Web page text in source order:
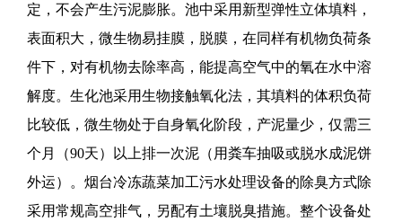
定，不会产生污泥膨胀。池中采用新型弹性立体填料，
表面积大，微生物易挂膜，脱膜，在同样有机物负荷条
件下，对有机物去除率高，能提高空气中的氧在水中溶
解度。生化池采用生物接触氧化法，其填料的体积负荷
比较低，微生物处于自身氧化阶段，产泥量少，仅需三
个月（90天）以上排一次泥（用粪车抽吸或脱水成泥饼
外运）。烟台冷冻蔬菜加工污水处理设备的除臭方式除
采用常规高空排气，另配有土壤脱臭措施。整个设备处